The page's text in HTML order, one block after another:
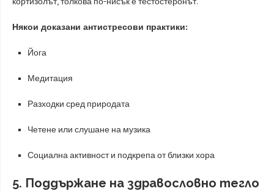
Някои доказани антистресови практики:
Йога
Медитация
Разходки сред природата
Четене или слушане на музика
Социална активност и подкрепа от близки хора
5. Поддържане на здравословно тегло